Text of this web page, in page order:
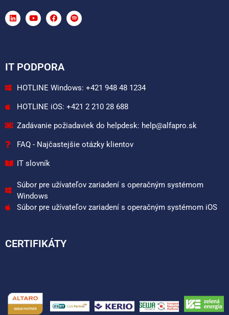
IT PODPORA
HOTLINE Windows: +421 948 48 1234
HOTLINE iOS: +421 2 210 28 688
Zadávanie požiadaviek do helpdesk: help@alfapro.sk
FAQ - Najčastejšie otázky klientov
IT slovník
Súbor pre užívateľov zariadení s operačným systémom
Windows
Súbor pre užívateľov zariadení s operačným systémom iOS
CERTIFIKÁTY